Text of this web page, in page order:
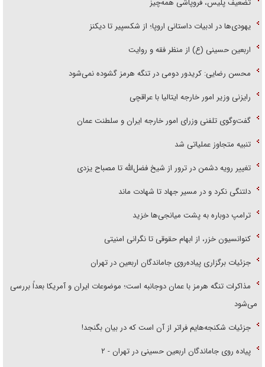
یهودی‌ها در ادبیات داستانی اروپا؛ از شکسپیر تا دیکنز
اربعین حسینی (ع) از منظر فقه و روایت
محسن رضایی: کریدور دومی در تنگه هرمز گشوده نمی‌شود
رایزنی وزیر امور خارجه ایتالیا با عراقچی
گفت‌وگوی تلفنی وزرای امور خارجه ایران و سلطنت عمان
تنبیه متجاوز عملیاتی شد
تغییر رویه دشمن در ترور از شیخ فضل‌الله تا مصباح یزدی
دلتنگی نکرد و در مسیر جهاد تا شهادت ماند
ترامپ دوباره به پشت میانجی‌ها خزید
کنوانسیون خزر، از ابهام حقوقی تا نگرانی امنیتی
جزئیات برگزاری پیاده‌روی جاماندگان اربعین در تهران
مذاکرات تنگه هرمز با عمان دوجانبه است؛ موضوعات ایران و آمریکا بعداً بررسی
می‌شود
جزئیات شکنجه‌هایم فراتر از آن است که در بیان بگنجد!
پیاده روی جاماندگان اربعین حسینی در تهران - ۲